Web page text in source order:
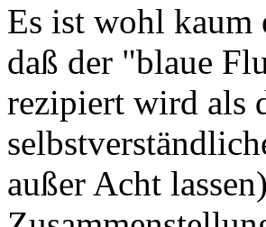
Es ist wohl kaum
daß der "blaue
rezipiert wird als
außer Acht